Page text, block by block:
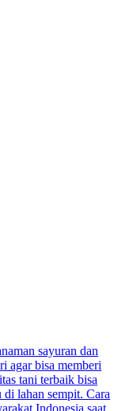
sayuran dan
agar bisa memberi
tani terbaik bisa
lahan sempit. Cara
Indonesia saat